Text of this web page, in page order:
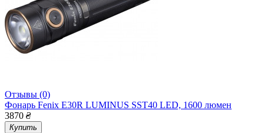
Отзывы (0)
Фонарь Fenix E30R LUMINUS SST40 LED, 1600 люмен
3870 ₴
Купить